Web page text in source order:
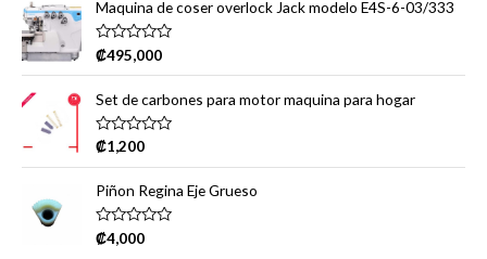
f
5
e
d
0
o
u
t
f
5
Maquina de coser overlock Jack modelo E4S-6-03/333
R
a
t
e
d
0
o
u
t
f
5
₡495,000
Set de carbones para motor maquina para hogar
R
t
e
d
0
o
u
₡1,200
Piñon Regina Eje Grueso
R
a
₡4,000